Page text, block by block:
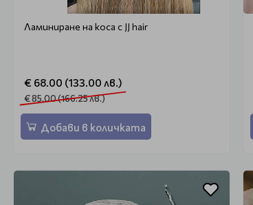
Ламиниране на коса с JJ hair
€ 68.00 (133.00 лв.)
€ 85.00 (166.25 лв.)
Добави в количката